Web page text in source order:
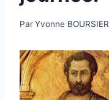
ParYvonne BOURSIER